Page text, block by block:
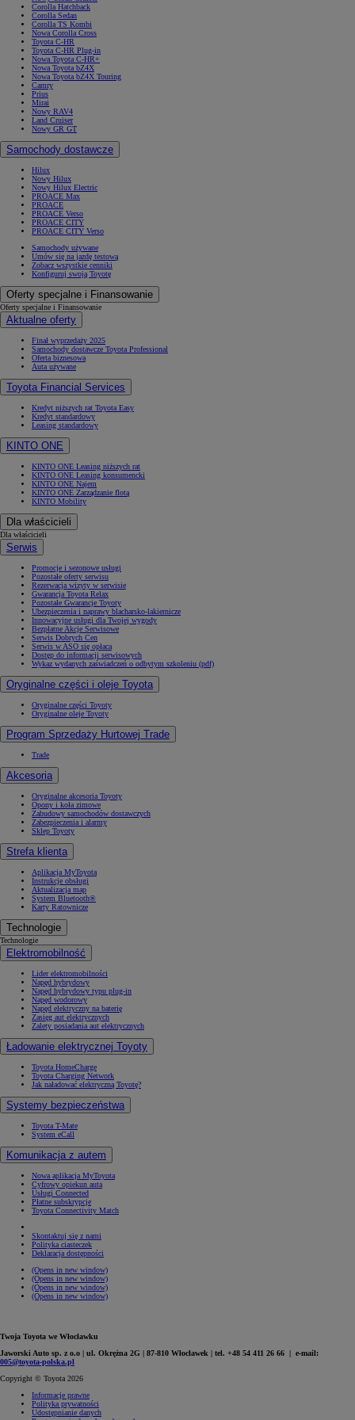
Corolla Hatchback
Corolla Sedan
Corolla TS Kombi
Nowa Corolla Cross
Toyota C-HR
Toyota C-HR Plug-in
Nowa Toyota C-HR+
Nowa Toyota bZ4X
Nowa Toyota bZ4X Touring
Camry
Prius
Mirai
Nowy RAV4
Land Cruiser
Nowy GR GT
Samochody dostawcze
Hilux
Nowy Hilux
Nowy Hilux Electric
PROACE Max
PROACE
PROACE Verso
PROACE CITY
PROACE CITY Verso
Samochody używane
Umów się na jazdę testową
Zobacz wszystkie cenniki
Konfiguruj swoją Toyotę
Oferty specjalne i Finansowanie
Oferty specjalne i Finansowanie
Aktualne oferty
Finał wyprzedaży 2025
Samochody dostawcze Toyota Professional
Oferta biznesowa
Auta używane
Toyota Financial Services
Kredyt niższych rat Toyota Easy
Kredyt standardowy
Leasing standardowy
KINTO ONE
KINTO ONE Leasing niższych rat
KINTO ONE Leasing konsumencki
KINTO ONE Najem
KINTO ONE Zarządzanie flotą
KINTO Mobility
Dla właścicieli
Dla właścicieli
Serwis
Promocje i sezonowe usługi
Pozostałe oferty serwisu
Rezerwacja wizyty w serwisie
Gwarancja Toyota Relax
Pozostałe Gwarancje Toyoty
Ubezpieczenia i naprawy blacharsko-lakiernicze
Innowacyjne usługi dla Twojej wygody
Bezpłatne Akcje Serwisowe
Serwis Dobrych Cen
Serwis w ASO się opłaca
Dostęp do informacji serwisowych
Wykaz wydanych zaświadczeń o odbytym szkoleniu (pdf)
Oryginalne części i oleje Toyota
Oryginalne części Toyoty
Oryginalne oleje Toyoty
Program Sprzedaży Hurtowej Trade
Trade
Akcesoria
Oryginalne akcesoria Toyoty
Opony i koła zimowe
Zabudowy samochodów dostawczych
Zabezpieczenia i alarmy
Sklep Toyoty
Strefa klienta
Aplikacja MyToyota
Instrukcje obsługi
Aktualizacja map
System Bluetooth®
Karty Ratownicze
Technologie
Technologie
Elektromobilność
Lider elektromobilności
Napęd hybrydowy
Napęd hybrydowy typu plug-in
Napęd wodorowy
Napęd elektryczny na baterię
Zasięg aut elektrycznych
Zalety posiadania aut elektrycznych
Ładowanie elektrycznej Toyoty
Toyota HomeCharge
Toyota Charging Network
Jak naładować elektryczną Toyotę?
Systemy bezpieczeństwa
Toyota T-Mate
System eCall
Komunikacja z autem
Nowa aplikacja MyToyota
Cyfrowy opiekun auta
Usługi Connected
Płatne subskrypcje
Toyota Connectivity Match
Skontaktuj się z nami
Polityka ciasteczek
Deklaracja dostępności
(Opens in new window)
(Opens in new window)
(Opens in new window)
(Opens in new window)
Twoja Toyota we Włocławku
Jaworski Auto sp. z o.o | ul. Okrężna 2G | 87-810 Włocławek | tel. +48 54 411 26 66 | e-mail:
005@toyota-polska.pl
Copyright © Toyota 2026
Informacje prawne
Polityka prywatności
Udostępnianie danych